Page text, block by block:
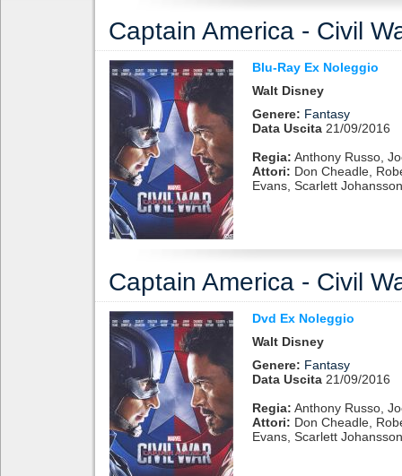
Captain America - Civil
Blu-Ray Ex Noleggio
Walt Disney
Genere: Fantasy
Data Uscita 21/09/2016
Regia: Anthony Russo,
Attori: Don Cheadle,
Evans, Scarlett
Captain America - Civil
Dvd Ex Noleggio
Walt Disney
Genere: Fantasy
Data Uscita 21/09/2016
Regia: Anthony Russo,
Attori: Don Cheadle,
Evans, Scarlett